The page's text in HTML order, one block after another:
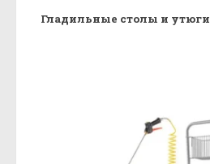
Гладильные столы и утюги